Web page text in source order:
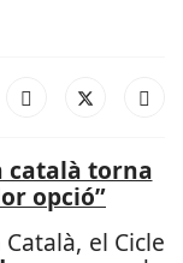
català torna
opció”
el Cicle